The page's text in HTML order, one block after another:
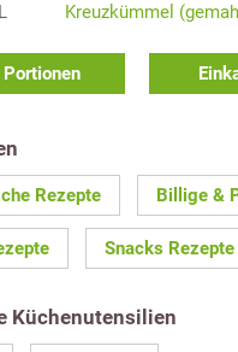
Kreuzkümmel
Portionen
Rezepte Billige &
Snacks Rezepte
Küchenutensilien